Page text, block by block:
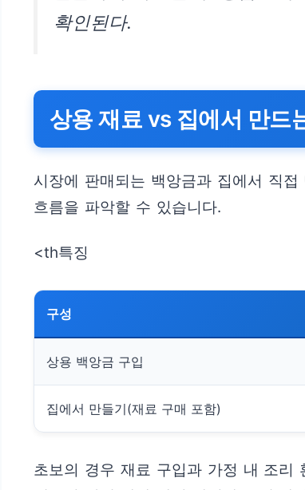
확인된다.
상용 재료 vs 집에서 만드
시장에 판매되는 백앙금과 집에서 직
흐름을 파악할 수 있습니다.
<th특징
구성
상용 백앙금 구입
집에서 만들기(재료 구매 포함)
초보의 경우 재료 구입과 가정 내 조리